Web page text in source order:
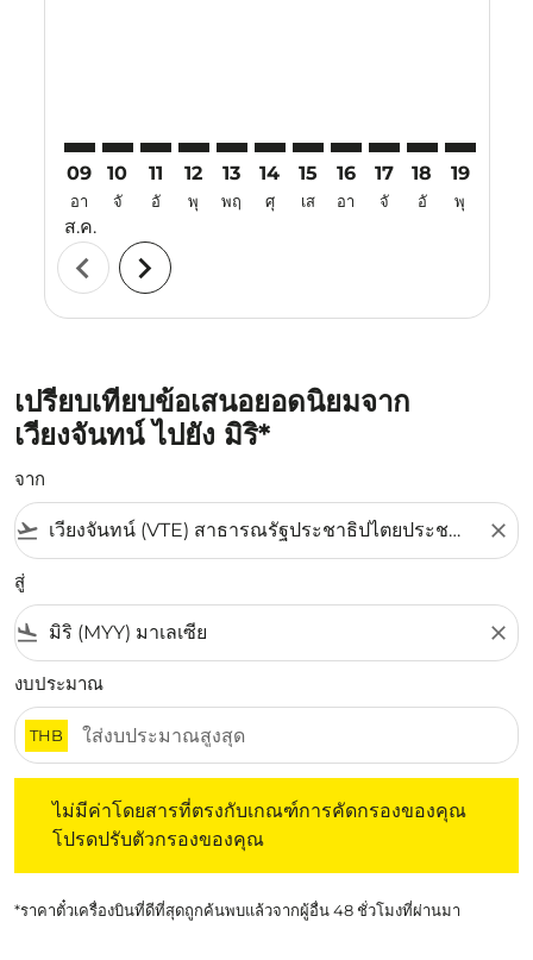
09
อา
ส.ค.
10
จั
11
อั
12
พุ
13
พฤ
14
ศุ
15
เส
16
อา
17
จั
18
อั
19
พุ
chevron_left chevron_right
เปรียบเทียบข้อเสนอยอดนิยมจาก
เวียงจันทน์ ไปยัง มิริ*
จาก
flight_takeoff close
สู่
flight_land close
งบประมาณ
THB
ไม่มีค่าโดยสารที่ตรงกับเกณฑ์การคัดกรองของคุณ
โปรดปรับตัวกรองของคุณ
*ราคาตั๋วเครื่องบินที่ดีที่สุดถูกค้นพบแล้วจากผู้อื่น 48 ชั่วโมงที่ผ่านมา